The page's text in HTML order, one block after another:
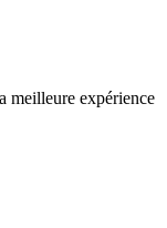
meilleure expérience